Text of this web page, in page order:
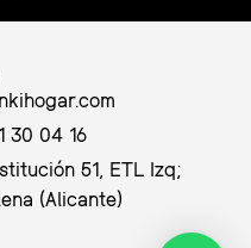
30 04 16
51, ETL Izq;
(Alicante)